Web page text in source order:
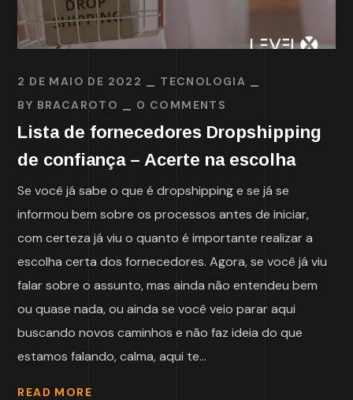
2 DE MAIO DE 2022
TECNOLOGIA
BY BRACAROTO 0 COMMENTS
Lista de fornecedores Dropshipping
de confiança – Acerte na escolha
Se você já sabe o que é dropshipping e se já se
informou bem sobre os processos antes de iniciar,
com certeza já viu o quanto é importante realizar a
escolha certa dos fornecedores. Agora, se você já viu
falar sobre o assunto, mas ainda não entendeu bem
ou quase nada, ou ainda se você veio parar aqui
buscando novos caminhos e não faz ideia do que
estamos falando, calma, aqui te...
READ MORE